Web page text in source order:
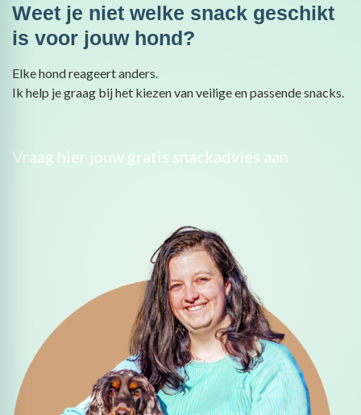
Weet je niet welke snack geschikt
is voor jouw hond?
Elke hond reageert anders.
Ik help je graag bij het kiezen van veilige en passende snacks.
Vraag hier jouw gratis snackadvies aan